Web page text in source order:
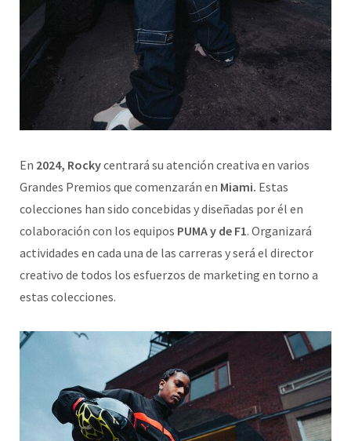
En 2024, Rockycentrará su atención creativa en varios
Grandes Premios que comenzarán en Miami. Estas
colecciones han sido concebidas y diseñadas por él en
colaboración con los equipos PUMA y de F1. Organizará
actividades en cada una de las carreras y será el director
creativo de todos los esfuerzos de marketing en torno a
estas colecciones.